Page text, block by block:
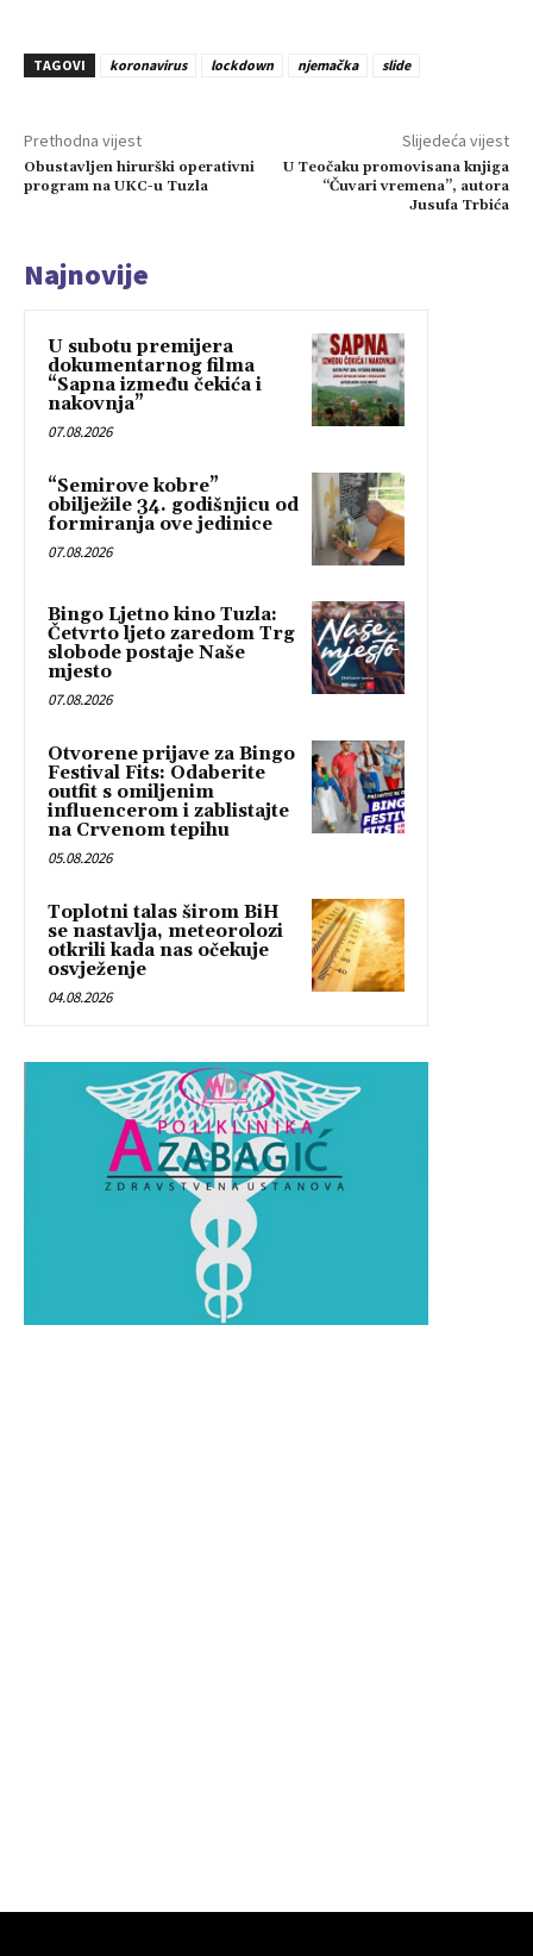
TAGOVI koronavirus lockdown njemačka slide
Prethodna vijest
Obustavljen hirurški operativni
program na UKC-u Tuzla
Slijedeća vijest
U Teočaku promovisana knjiga
“Čuvari vremena”, autora
Jusufa Trbića
Najnovije
U subotu premijera
dokumentarnog filma
“Sapna između čekića i
nakovnja”
07.08.2026
“Semirove kobre”
obilježile 34. godišnjicu od
formiranja ove jedinice
07.08.2026
Bingo Ljetno kino Tuzla:
Četvrto ljeto zaredom Trg
slobode postaje Naše
mjesto
07.08.2026
Otvorene prijave za Bingo
Festival Fits: Odaberite
outfit s omiljenim
influencerom i zablistajte
na Crvenom tepihu
05.08.2026
Toplotni talas širom BiH
se nastavlja, meteorolozi
otkrili kada nas očekuje
osvježenje
04.08.2026